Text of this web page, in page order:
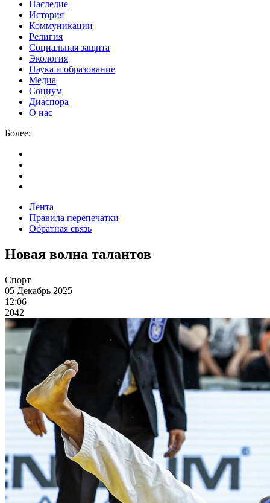
Наследие
История
Коммуникации
Религия
Социальная защита
Экология
Наука и образование
Медиа
Социум
Диаспора
О нас
Более:
Лента
Правила перепечатки
Обратная связь
Новая волна талантов
Спорт
05 Декабрь 2025
12:06
2042